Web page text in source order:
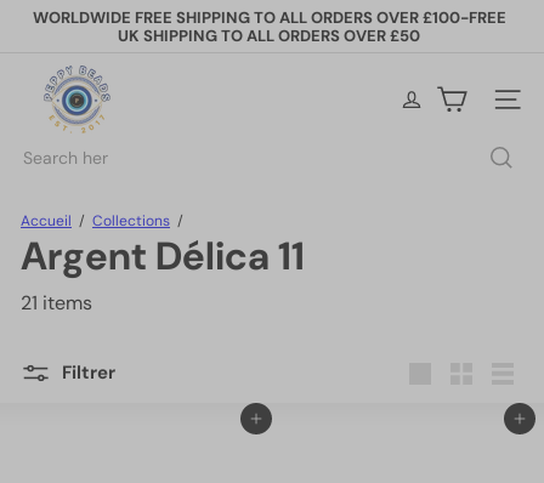
Passer
Diaporama
WORLDWIDE FREE SHIPPING TO ALL ORDERS OVER £100-FREE
UK SHIPPING TO ALL ORDERS OVER £50
y
e
a
d
Rechercher
Accueil Collections
Argent Délica 11
21 items
Filtrer
Ajouter au panier
Ajouter au panier